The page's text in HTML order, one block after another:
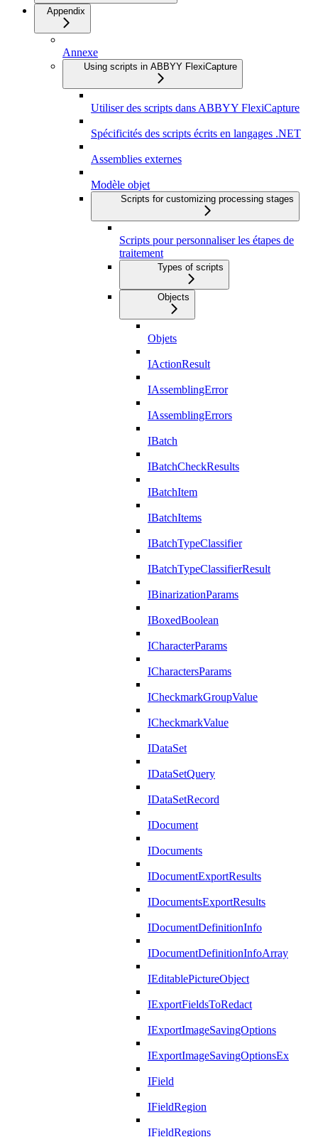
Appendix
Annexe
Using scripts in ABBYY FlexiCapture
Utiliser des scripts dans ABBYY FlexiCapture
Spécificités des scripts écrits en langages .NET
Assemblies externes
Modèle objet
Scripts for customizing processing stages
Scripts pour personnaliser les étapes de
traitement
Types of scripts
Objects
Objets
IActionResult
IAssemblingError
IAssemblingErrors
IBatch
IBatchCheckResults
IBatchItem
IBatchItems
IBatchTypeClassifier
IBatchTypeClassifierResult
IBinarizationParams
IBoxedBoolean
ICharacterParams
ICharactersParams
ICheckmarkGroupValue
ICheckmarkValue
IDataSet
IDataSetQuery
IDataSetRecord
IDocument
IDocuments
IDocumentExportResults
IDocumentsExportResults
IDocumentDefinitionInfo
IDocumentDefinitionInfoArray
IEditablePictureObject
IExportFieldsToRedact
IExportImageSavingOptions
IExportImageSavingOptionsEx
IField
IFieldRegion
IFieldRegions